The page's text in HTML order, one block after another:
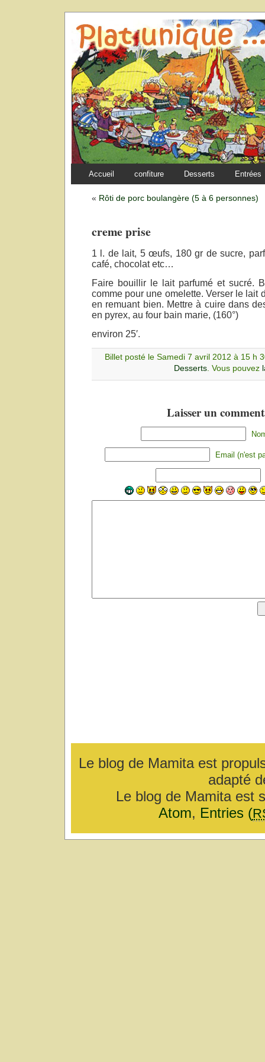
Accueil confiture Desserts Entrées
« Rôti de porc boulangère (5 à 6 personnes)
creme prise
1 l. de lait, 5 œufs, 180 gr de sucre,
café, chocolat etc…
Faire bouillir le lait parfumé et sucré.
comme pour une omelette. Verser le lait
en remuant bien. Mettre à cuire dans
en pyrex, au four bain marie, (160°)
environ 25′.
Billet posté le Samedi 7 avril 2012 à 15 h
Desserts. Vous pouvez
Laisser un
Email (n'est
Le blog de Mamita est
adapté
Le blog de Mamita est
Atom, Entries (